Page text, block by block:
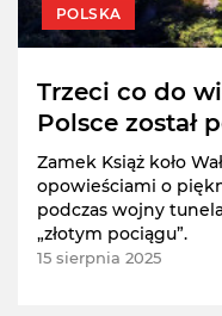
POLSKA
Trzeci co do
Polsce został
Zamek Książ koło
opowieściami o
podczas wojny
„złotym pociągu”.
15 sierpnia 2025